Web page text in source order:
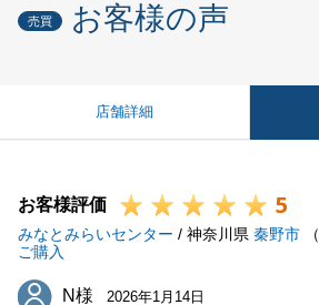
売買 お客様の声
店舗詳細
お客様評価 5
みなとみらいセンター / 神奈川県 秦野市 （
ご購入
N様
N様 2026年1月14日